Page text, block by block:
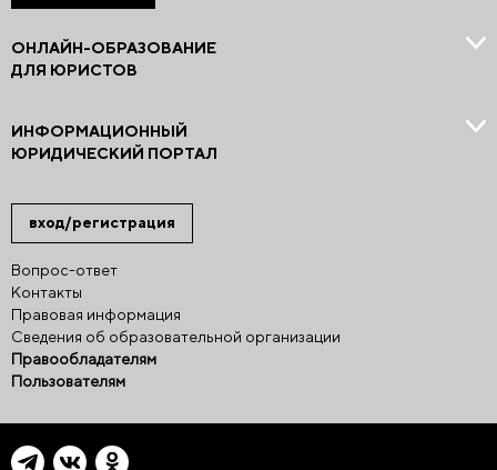
вход/регистрация
Вопрос-ответ
Контакты
Правовая информация
Сведения об образовательной организации
Правообладателям
Пользователям
ОНЛАЙН-ОБРАЗОВАНИЕ
ДЛЯ ЮРИСТОВ
ИНФОРМАЦИОННЫЙ
ЮРИДИЧЕСКИЙ ПОРТАЛ